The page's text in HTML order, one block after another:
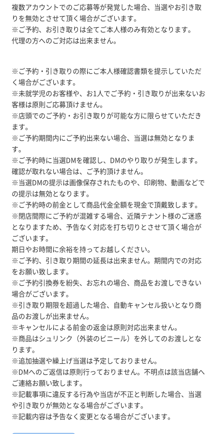
複数アカウントでのご応募等が発覚した場合、当選やお引き取
りを無効とさせて頂く場合がございます。
※ご予約、お引き取りは全てご本人様のみ有効となります。
代理の方へのご対応は出来ません。
※ご予約・引き取りの際にご本人様確認書類を提示していただ
く場合がございます。
※未就学児のお客様や、お1人でご予約・引き取りが出来ないお
客様は原則ご応募頂けません。
※店頭でのご予約・お引き取りが可能な方に限らせていただき
ます。
※ご予約期間内にご予約出来ない場合、当選は無効となりま
す。
※ご予約時に当選DMを確認し、DMのやり取りが発生します。
確認が取れない場合は、ご予約頂けません。
※当選DMの提示は画像保存されたものや、印刷物、動画などで
の提示は無効となります。
※ご予約時の前金として商品代金全額を現金で頂戴致します。
※閉店間際にご予約が混雑する場合、近隣テナント様のご迷惑
となりますため、予告なく対応を打ち切りとさせて頂く場合が
ございます。
期日やお時間に余裕を持ってお越しください。
※ご予約、引き取り期間の延長は出来ません。期間内での対応
をお願い致します。
※ご予約引換券を紛失、お忘れの場合、商品をお渡しできない
場合がございます。
※引き取り期限を超過した場合、自動キャンセル扱いとなり商
品のお渡しが出来ません。
※キャンセルによる前金の返金は原則対応出来ません。
※商品はシュリンク（外装のビニール）を外してのお渡しとな
ります。
※追加抽選や繰上げ当選は予定しておりません。
※DMへのご返信は原則行っておりません。不明点は該当店舗へ
ご連絡お願い致します。
※記載事項に違反する行為や当店が不正と判断した場合、当選
や引き取りが無効となる場合がございます。
※記載内容は予告なく変更となる場合がございます。